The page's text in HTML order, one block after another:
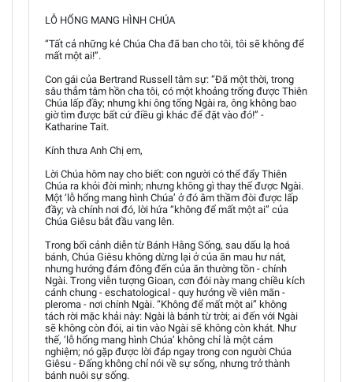
LỖ HỔNG MANG HÌNH CHÚA
“Tất cả những kẻ Chúa Cha đã ban cho tôi, tôi sẽ không để
mất một ai!”.
Con gái của Bertrand Russell tâm sự: “Đã một thời, trong
sâu thẳm tâm hồn cha tôi, có một khoảng trống được Thiên
Chúa lấp đầy; nhưng khi ông tống Ngài ra, ông không bao
giờ tìm được bất cứ điều gì khác để đặt vào đó!” -
Katharine Tait.
Kính thưa Anh Chị em,
Lời Chúa hôm nay cho biết: con người có thể đẩy Thiên
Chúa ra khỏi đời mình; nhưng không gì thay thế được Ngài.
Một ‘lỗ hổng mang hình Chúa’ ở đó âm thầm đòi được lấp
đầy; và chính nơi đó, lời hứa “không để mất một ai” của
Chúa Giêsu bắt đầu vang lên.
Trong bối cảnh diễn từ Bánh Hằng Sống, sau dấu lạ hoá
bánh, Chúa Giêsu không dừng lại ở của ăn mau hư nát,
nhưng hướng đám đông đến của ăn thường tồn - chính
Ngài. Trong viễn tượng Gioan, cơn đói này mang chiều kích
cánh chung - eschatological - quy hướng về viên mãn -
pleroma - nơi chính Ngài. “Không để mất một ai” không
tách rời mặc khải này: Ngài là bánh từ trời; ai đến với Ngài
sẽ không còn đói, ai tin vào Ngài sẽ không còn khát. Như
thế, ‘lỗ hổng mang hình Chúa’ không chỉ là một cảm
nghiệm; nó gặp được lời đáp ngay trong con người Chúa
Giêsu - Đấng không chỉ nói về sự sống, nhưng trở thành
bánh nuôi sự sống.